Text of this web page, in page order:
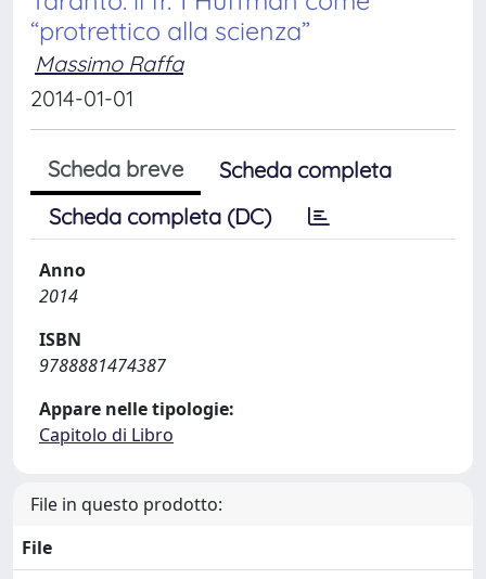
“protrettico alla scienza”
Massimo Raffa
2014-01-01
Scheda breve
Scheda completa
Scheda completa (DC)
Anno
2014
ISBN
9788881474387
Appare nelle tipologie:
Capitolo di Libro
File in questo prodotto:
File